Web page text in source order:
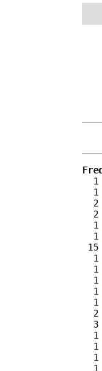
  1
  1
  2
  2
  1
  1
15
  1
  1
  1
  1
  1
  2
  3
  1
  1
  1
  1